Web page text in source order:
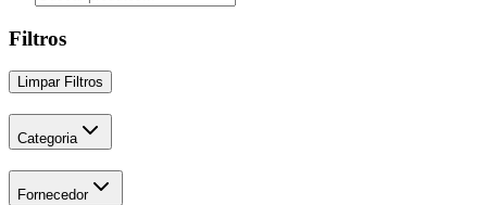
Filtros
Limpar Filtros
Categoria
Fornecedor